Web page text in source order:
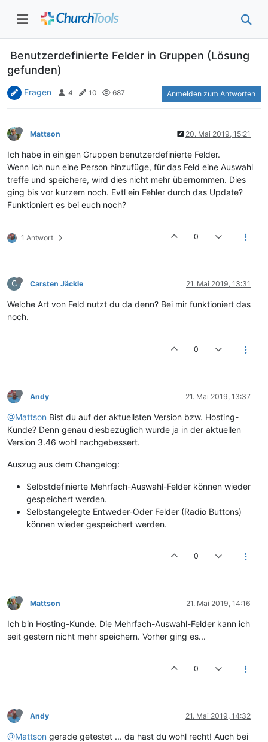
Benutzerdefinierte Felder in Gruppen (Lösung
gefunden)
Fragen 4 10 687 Anmelden zum Antworten
Mattson 20. Mai 2019, 15:21
Ich habe in einigen Gruppen benutzerdefinierte Felder.
Wenn Ich nun eine Person hinzufüge, für das Feld eine Auswahl
treffe und speichere, wird dies nicht mehr übernommen. Dies
ging bis vor kurzem noch. Evtl ein Fehler durch das Update?
Funktioniert es bei euch noch?
1 Antwort 0
C Carsten Jäckle 21. Mai 2019, 13:31
Welche Art von Feld nutzt du da denn? Bei mir funktioniert das
noch.
0
Andy 21. Mai 2019, 13:37
@Mattson Bist du auf der aktuellsten Version bzw. Hosting-
Kunde? Denn genau diesbezüglich wurde ja in der aktuellen
Version 3.46 wohl nachgebessert.
Auszug aus dem Changelog:
Selbstdefinierte Mehrfach-Auswahl-Felder können wieder
gespeichert werden.
Selbstangelegte Entweder-Oder Felder (Radio Buttons)
können wieder gespeichert werden.
0
Mattson 21. Mai 2019, 14:16
Ich bin Hosting-Kunde. Die Mehrfach-Auswahl-Felder kann ich
seit gestern nicht mehr speichern. Vorher ging es...
0
Andy 21. Mai 2019, 14:32
@Mattson gerade getestet ... da hast du wohl recht! Auch bei